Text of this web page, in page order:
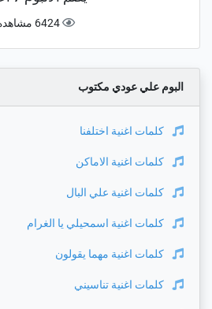
6424 مشاهده
البوم علي عودي مكتوب
كلمات اغنية اختلفنا
كلمات اغنية الاماكن
كلمات اغنية علي البال
كلمات اغنية اسمحيلي يا الغرام
كلمات اغنية مهما يقولون
كلمات اغنية تناسيني